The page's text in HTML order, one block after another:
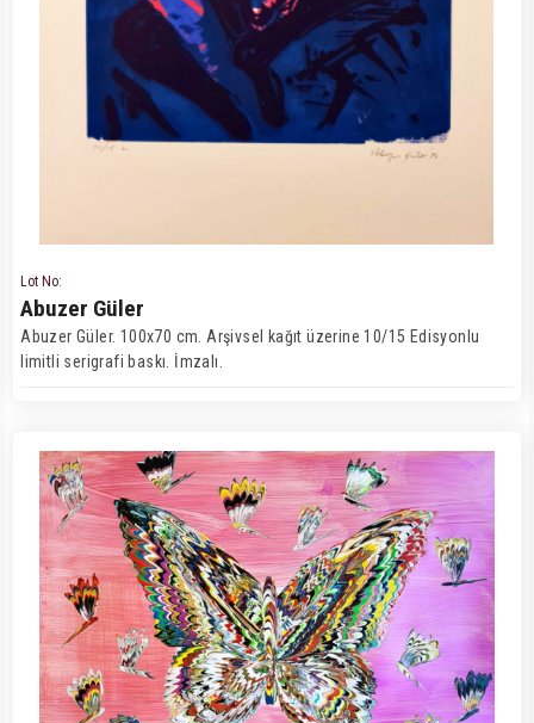
Lot No:
Abuzer Güler
Abuzer Güler. 100x70 cm. Arşivsel kağıt üzerine 10/15 Edisyonlu
limitli serigrafi baskı. İmzalı.